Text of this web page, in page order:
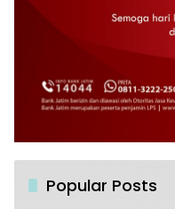
Popular Posts